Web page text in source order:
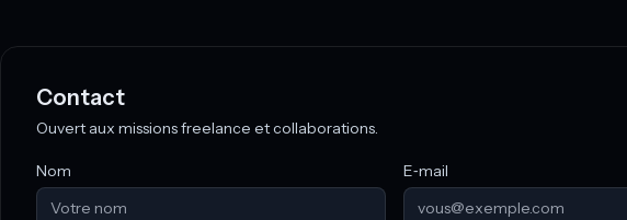
Contact
Ouvert aux missions freelance et collaborations.
Nom E‑mail